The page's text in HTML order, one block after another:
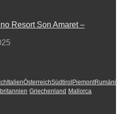
Resort Son Amaret –
ItalienÖsterreichSüdtirol Piemont
Griechenland Mallorca